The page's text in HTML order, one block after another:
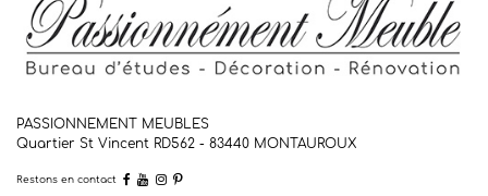
PASSIONNEMENT MEUBLES
Quartier St Vincent RD562 - 83440 MONTAUROUX
Restons en contact